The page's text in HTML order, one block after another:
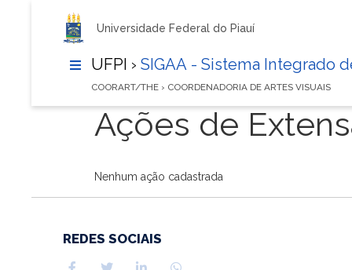
Universidade Federal do Piauí
UFPI › SIGAA - Sistema Integrado
COORART/THE › COORDENADORIA DE ARTES VISUAIS
Ações de
Nenhum ação cadastrada
REDES SOCIAIS